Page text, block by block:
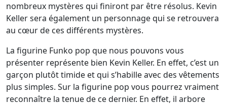
nombreux mystères qui finiront par être résolus. Kevin
Keller sera également un personnage qui se retrouvera
au cœur de ces différents mystères.
La figurine Funko pop que nous pouvons vous
présenter représente bien Kevin Keller. En effet, c’est un
garçon plutôt timide et qui s’habille avec des vêtements
plus simples. Sur la figurine pop vous pourrez vraiment
reconnaître la tenue de ce dernier. En effet, il arbore